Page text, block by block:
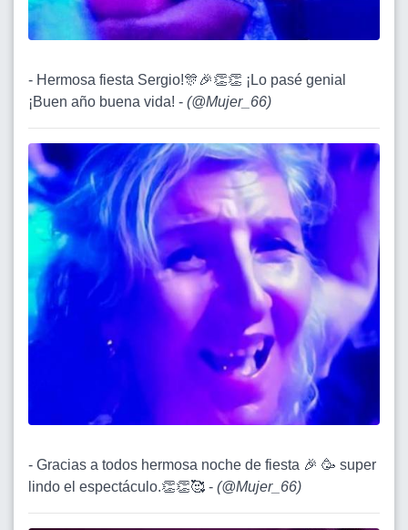
- Hermosa fiesta Sergio!🎊🎉👏👏 ¡Lo pasé genial
¡Buen año buena vida! - (@Mujer_66)
- Gracias a todos hermosa noche de fiesta 🎉 🥳 super
lindo el espectáculo.👏👏🥰 - (@Mujer_66)